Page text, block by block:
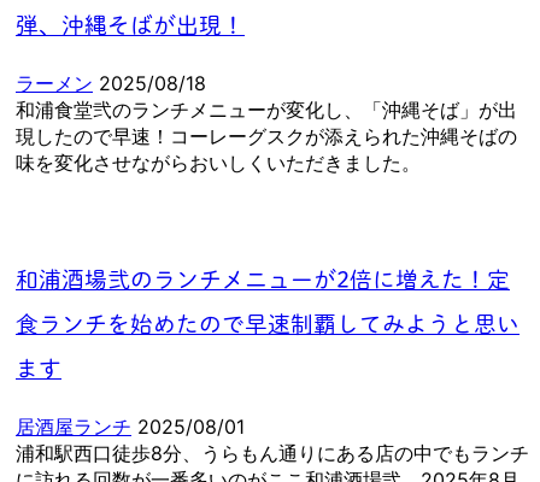
弾、沖縄そばが出現！
ラーメン 2025/08/18
和浦食堂弐のランチメニューが変化し、「沖縄そば」が出
現したので早速！コーレーグスクが添えられた沖縄そばの
味を変化させながらおいしくいただきました。
和浦酒場弐のランチメニューが2倍に増えた！定
食ランチを始めたので早速制覇してみようと思い
ます
居酒屋ランチ 2025/08/01
浦和駅西口徒歩8分、うらもん通りにある店の中でもランチ